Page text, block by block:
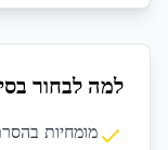
למה לבחור
מומחיות